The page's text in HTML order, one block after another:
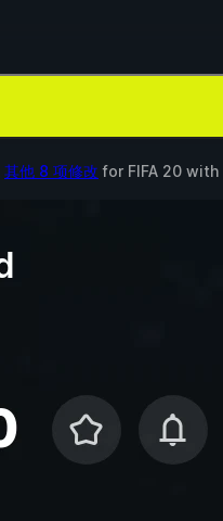
其他 8 项修改 for FIFA 20 with